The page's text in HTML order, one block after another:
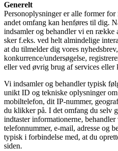
Generelt
Personoplysninger er alle former
andet omfang kan henføres til dig.
indsamler og behandler vi en række
sker f.eks. ved helt almindelige
at du tilmelder dig vores
konkurrence/undersøgelse,
eller ved øvrig brug af services eller
Vi indsamler og behandler typisk
unikt ID og tekniske oplysninger
mobiltelefon, dit IP-nummer,
du klikker på. I det omfang du selv
indtaster informationerne,
telefonnummer, e-mail, adresse og
typisk i forbindelse med, at du
siden.